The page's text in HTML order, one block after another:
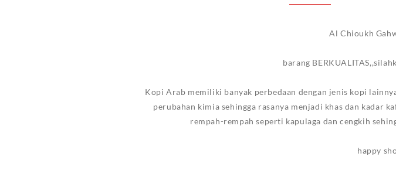
Al Chioukh
barang
Kopi Arab memiliki banyak perbedaan dengan jenis kopi
perubahan kimia sehingga rasanya menjadi khas dan kadar
rempah-rempah seperti kapulaga dan cengkih
happy